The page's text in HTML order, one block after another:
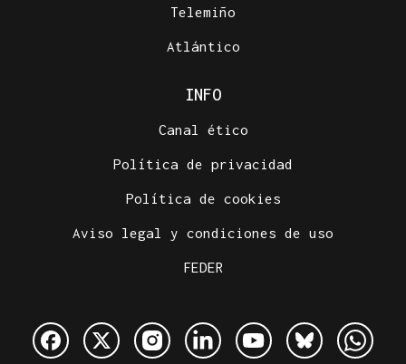
Telemiño
Atlántico
INFO
Canal ético
Política de privacidad
Política de cookies
Aviso legal y condiciones de uso
FEDER